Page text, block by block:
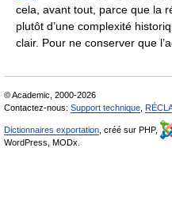
cela, avant tout, parce que la
plutôt d’une complexité
clair. Pour ne conserver que
© Academic, 2000-2026
Contactez-nous: Support technique
Dictionnaires exportation , créé sur PHP,
WordPress, MODx.